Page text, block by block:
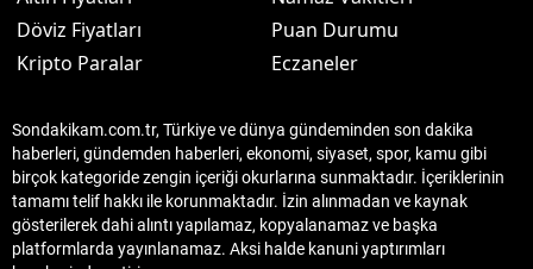
Döviz Fiyatları
Kripto Paralar
Puan Durumu
Eczaneler
Sondakikam.com.tr, Türkiye ve dünya gündeminden son dakika
haberleri, gündemden haberleri, ekonomi, siyaset, spor, kamu gibi
birçok kategoride zengin içeriği okurlarına sunmaktadır. İçeriklerinin
tamamı telif hakkı ile korunmaktadır. İzin alınmadan ve kaynak
gösterilerek dahi alıntı yapılamaz, kopyalanamaz ve başka
platformlarda yayınlanamaz. Aksi halde kanuni yaptırımları